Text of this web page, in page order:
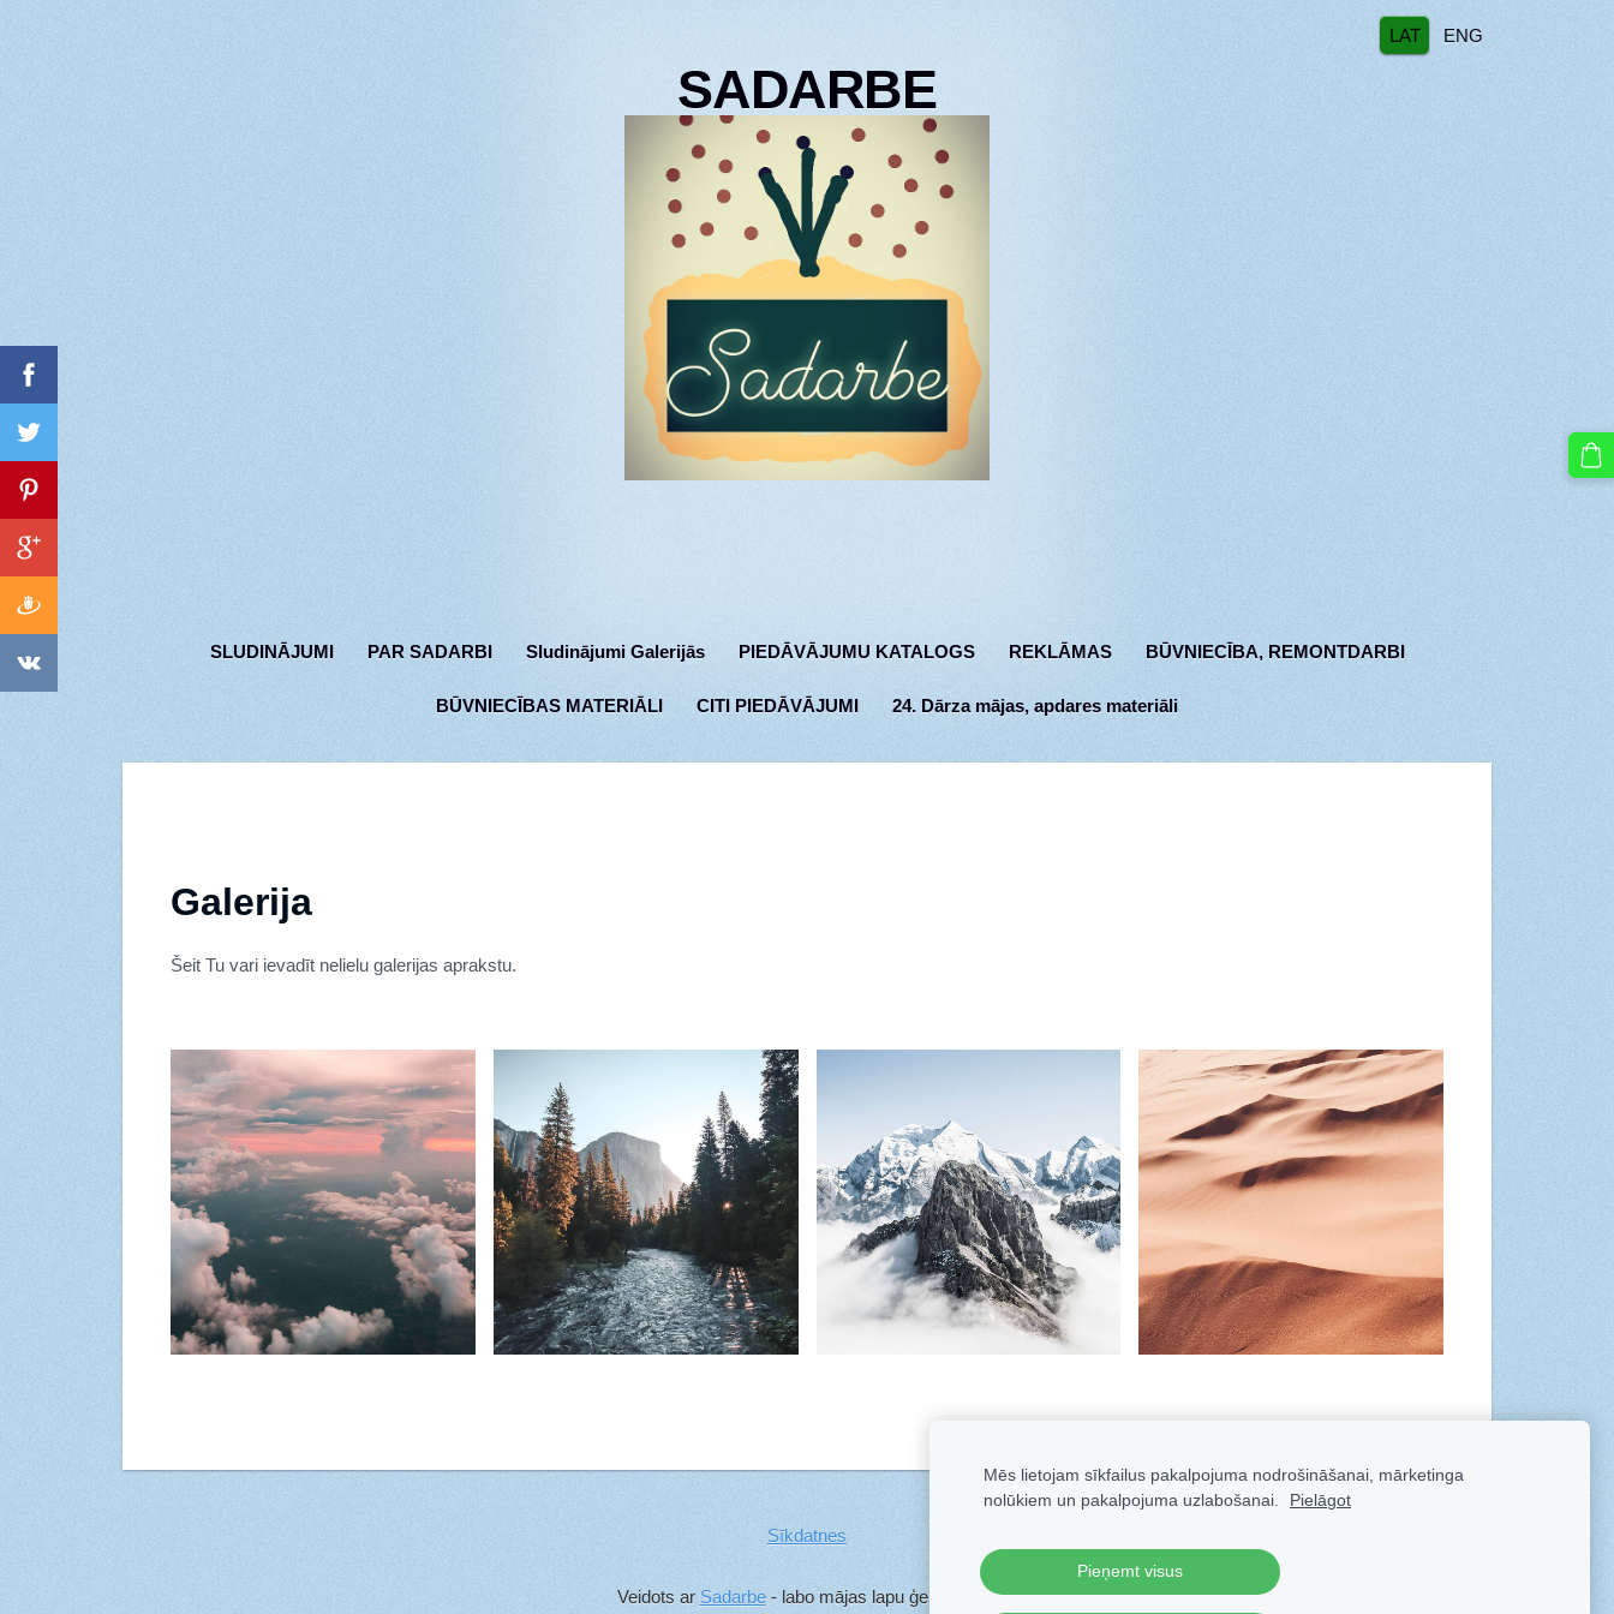
SADARBE
SLUDINĀJUMI PAR SADARBI Sludinājumi Galerijās PIEDĀVĀJUMU KATALOGS REKLĀMAS BŪVNIECĪBA, REMONTDARBI
BŪVNIECĪBAS MATERIĀLI CITI PIEDĀVĀJUMI 24. Dārza mājas, apdares materiāli
LAT ENG
Galerija
Šeit Tu vari ievadīt nelielu galerijas aprakstu.
Sīkdatnes
Veidots ar Sadarbe- labo mājas lapu ģeneratoru.
Mēs lietojam sīkfailus pakalpojuma nodrošināšanai, mārketinga
nolūkiem un pakalpojuma uzlabošanai.
Pielāgot
Pieņemt visus